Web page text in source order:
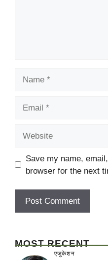
Save my name,
browser for the next
MOST RECENT
एजुकेशन